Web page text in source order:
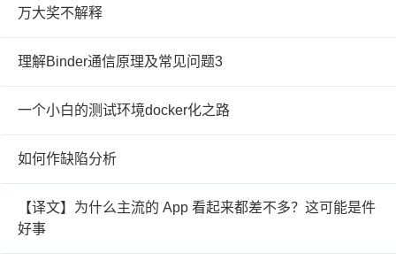
万大奖不解释
理解Binder通信原理及常见问题3
一个小白的测试环境docker化之路
如何作缺陷分析
【译文】为什么主流的 App 看起来都差不多？这可能是件
好事